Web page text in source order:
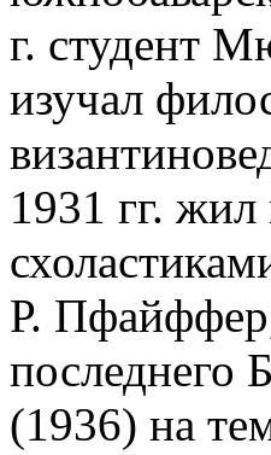
г. студент
изучал
1931 гг. жил
Р.
последнего
(1936) на